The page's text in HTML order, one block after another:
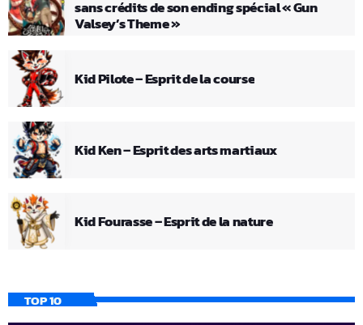
sans crédits de son ending spécial « Gun
Valsey’s Theme »
Kid Pilote – Esprit de la course
Kid Ken – Esprit des arts martiaux
Kid Fourasse – Esprit de la nature
TOP 10